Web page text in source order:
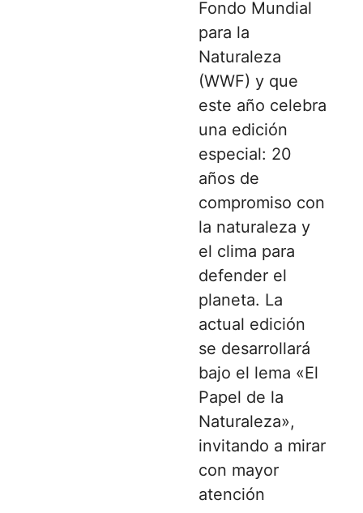
Fondo Mundial
para la
Naturaleza
(WWF) y que
este año celebra
una edición
especial: 20
años de
compromiso con
la naturaleza y
el clima para
defender el
planeta. La
actual edición
se desarrollará
bajo el lema «El
Papel de la
Naturaleza»,
invitando a mirar
con mayor
atención